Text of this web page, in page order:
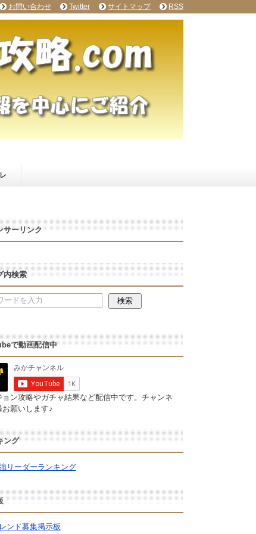
サーリンク
内検索
で動画配信中
ョン攻略やガチャ結果など配信中です。チャンネ
お願いします♪
ング
リーダーランキング
ンド募集掲示板
お問い合わせ Twitter サイトマップ RSS